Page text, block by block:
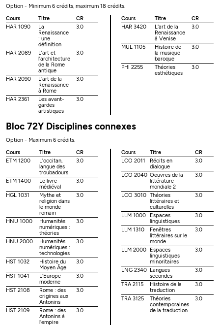
Option - Minimum 6 crédits, maximum 18 crédits.
Cours
Titre
CR
HAR 1090
La
Renaissance
: une
définition
3.0
HAR 2089
L’art et
l’architecture
de la Rome
antique
3.0
HAR 2090
L'art de la
Renaissance
à Rome
3.0
HAR 2361
Les avant-
gardes
artistiques
3.0
Cours Titre
CR
HAR 3420
L'art de la
Renaissance
à Venise
3.0
MUL 1105
Histoire de
la musique
baroque
3.0
PHI 2255
Théories
esthétiques
3.0
Bloc 72Y Disciplines connexes
Option - Maximum 6 crédits.
Cours
Titre
CR
ETM 1200
L’occitan,
langue des
troubadours
3.0
ETM 1400
Le livre
médiéval
3.0
HGL 1031
Mythe et
religion dans
le monde
romain
3.0
HNU 1000
Humanités
numériques :
théories
3.0
HNU 2000
Humanités
numériques :
technologies
3.0
HST 1032
Histoire du
Moyen Âge
3.0
HST 1041
L'Europe
moderne
3.0
HST 2108
Rome : des
origines aux
Antonins
3.0
HST 2109
Rome : des
Antonins à
l'empire
3.0
Cours Titre
CR
LCO 2011
Récits en
dialogue
3.0
LCO 2040 Oeuvres de la
littérature
mondiale 2
3.0
LCO 3010 Théories
littéraires et
culturelles
3.0
LLM 1000
Espaces
linguistiques
3.0
LLM 1310
Fenêtres
littéraires sur le
monde
3.0
LLM 2000
Espaces
linguistiques
minoritaires
3.0
LNG 2340
Langues
secondes
3.0
TRA 2115
Histoire de la
traduction
3.0
TRA 3125
Théories
contemporaines
de la traduction
3.0